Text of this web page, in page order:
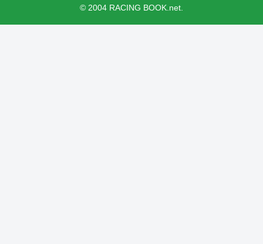
© 2004 RACING BOOK.net.